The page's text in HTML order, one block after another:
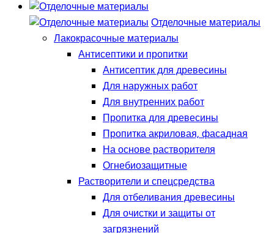
Отделочные материалы
Лакокрасочные материалы
Антисептики и пропитки
Антисептик для древесины
Для наружных работ
Для внутренних работ
Пропитка для древесины
Пропитка акриловая, фасадная
На основе растворителя
Огнебиозащитные
Растворители и спецсредства
Для отбеливания древесины
Для очистки и защиты от